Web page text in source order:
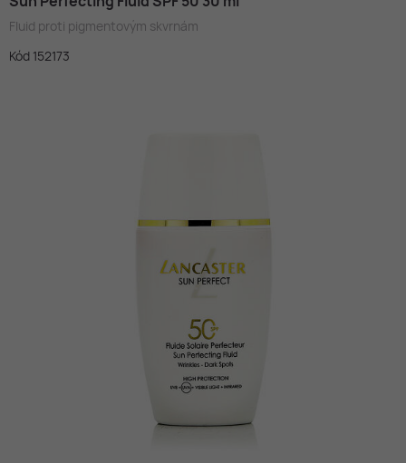
Fluid proti pigmentovým skvrnám
Kód 152173